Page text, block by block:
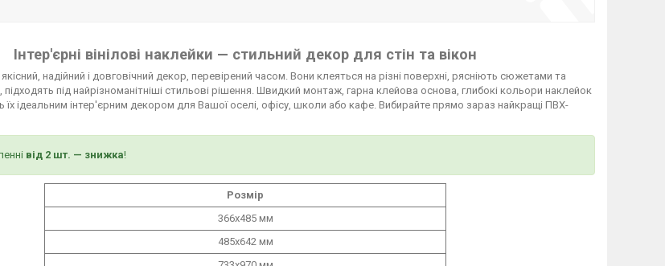
Інтер'єрні вінілові наклейки — стильний декор для стін та вікон
надійний і довговічний декор, перевірений часом. Вони клеяться на різні поверхні, рясніють сюжетами та
підходять під найрізноманітніші стильові рішення. Швидкий монтаж, гарна клейова основа, глибокі кольори наклейок
їх ідеальним інтер'єрним декором для Вашої оселі, офісу, школи або кафе. Вибирайте прямо зараз найкращі ПВХ-
від 2 шт. — знижка!
Розмір
366х485 мм
485х642 мм